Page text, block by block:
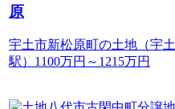
原
宇土市新松原町の土地（宇土
駅）1100万円 ～ 1215万円